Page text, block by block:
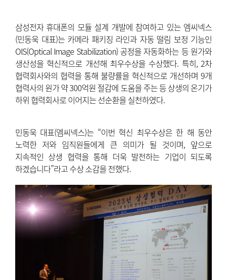
삼성전자 휴대폰의 모듈 설계 개발에 참여하고 있는 엠씨넥스
(민동욱 대표)는 카메라 패키징 라인과 자동 떨림 보정 기능인
OIS(Optical Image Stabilization) 공정을 자동화하는 등 원가와
생산성을 혁신적으로 개선해 최우수상을 수상했다. 특히, 2차
협력회사와의 협력을 통해 불량률을 혁신적으로 개선하며 9개
협력사의 원가 약 300억원 절감에 도움을 주는 등 상생의 온기가
하위 협력회사로 이어지는 선순환을 실천하였다.
민동욱 대표(엠씨넥스)는 “이번 혁신 최우수상은 한 해 동안
노력한 저와 임직원들에게 큰 의미가 될 것이며, 앞으로
지속적인 상생 협력을 통해 더욱 발전하는 기업이 되도록
하겠습니다”라고 수상 소감을 전했다.